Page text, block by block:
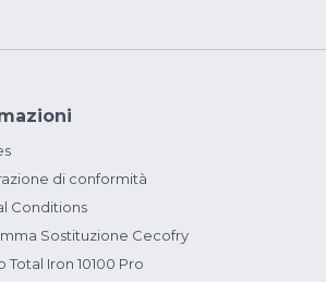
di conformità
Conditions
Sostituzione Cecofry
Total Iron 10100 Pro